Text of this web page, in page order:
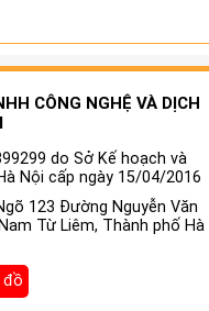
CÔNG NGHỆ VÀ DỊCH
do Sở Kế hoạch và
Nội cấp ngày 15/04/2016
123 Đường Nguyễn Văn
Từ Liêm, Thành phố Hà
đồ